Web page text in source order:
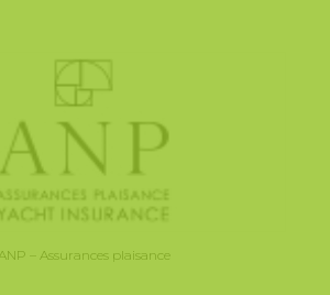
– Assurances plaisance